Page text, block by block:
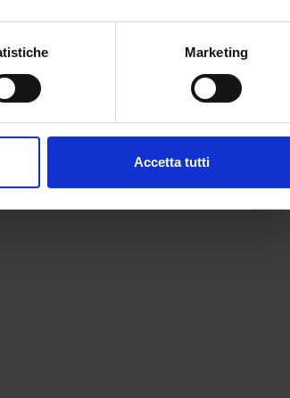
di qualche metro,
sui cookie.
Marketing
Accetta tutti